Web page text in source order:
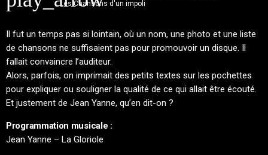
Les Chansons d'un impoli
Il fut un temps pas si lointain, où un nom, une photo et une liste
de chansons ne suffisaient pas pour promouvoir un disque. Il
fallait convaincre l’auditeur.
Alors, parfois, on imprimait des petits textes sur les pochettes
pour expliquer ou souligner la qualité de ce qui allait être écouté.
Et justement de Jean Yanne, qu’en dit-on ?
Programmation musicale :
Jean Yanne – La Gloriole